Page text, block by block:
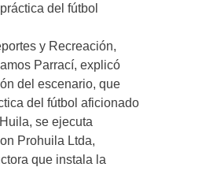
del fútbol
y Recreación,
Parrací, explicó
del escenario, que
del fútbol aficionado
se ejecuta
Prohuila Ltda,
que instala la